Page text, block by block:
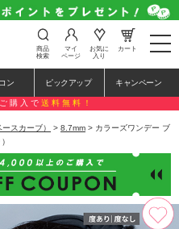
t
o
e
n
a
a
i
o
n
商品
検索
マイ
ページ
お気に
入り
カート
ン ピックアップ キャンペーン
購入で 送料無料！
スカーブ） > 8.7mm > カラーズワンデー ブ